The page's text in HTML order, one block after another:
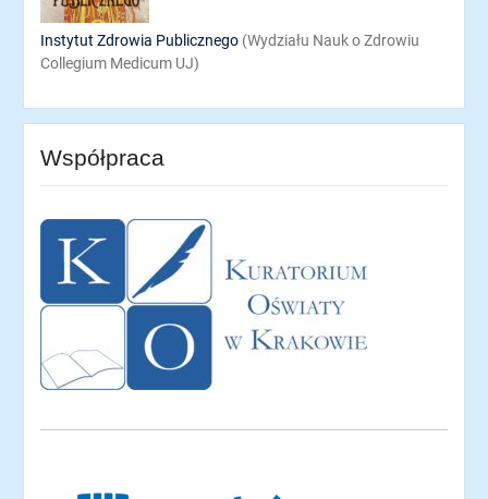
Instytut Zdrowia Publicznego(Wydziału Nauk o Zdrowiu
Collegium Medicum UJ)
Współpraca